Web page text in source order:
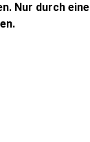
Nur durch eine